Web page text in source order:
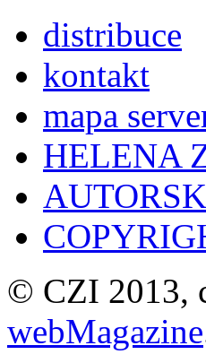
distribuce
kontakt
mapa
HELENA
© CZI 2013,
webMagazine